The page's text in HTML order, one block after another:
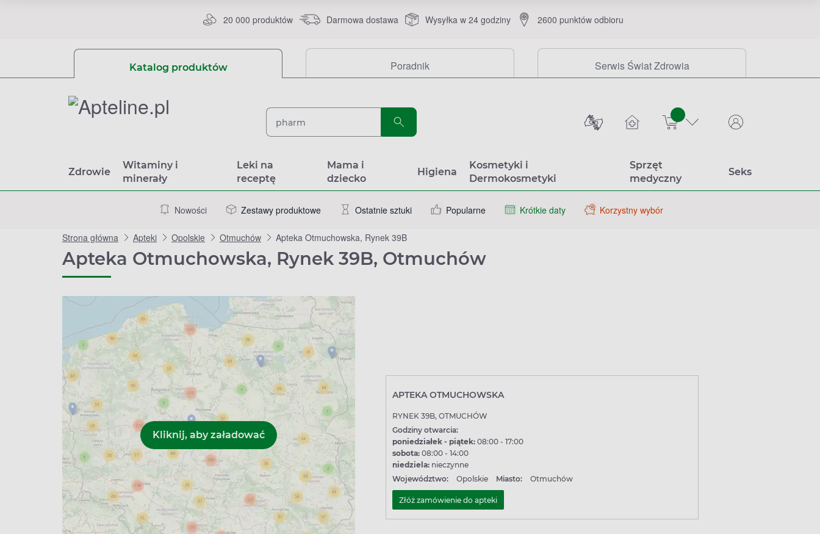
20 000 produktów Darmowa dostawa Wysyłka w 24 godziny 2600 punktów odbioru
Katalog produktów Poradnik Serwis Świat Zdrowia
sztuk
Zdrowie
Witaminy i
minerały
Leki na
receptę
Mama i
dziecko
Higiena
Kosmetyki i
Dermokosmetyki
Sprzęt
medyczny
Seks
Nowości Zestawy produktowe Ostatnie sztuki Popularne Krótkie daty Korzystny wybór
Strona główna Apteki Opolskie Otmuchów Apteka Otmuchowska, Rynek 39B
Apteka Otmuchowska, Rynek 39B, Otmuchów
APTEKA OTMUCHOWSKA
RYNEK 39B, OTMUCHÓW
Godziny otwarcia:
poniedziałek - piątek: 08:00 - 17:00
sobota: 08:00 - 14:00
niedziela: nieczynne
Województwo:
Opolskie Miasto: Otmuchów
Złóż zamówienie do apteki